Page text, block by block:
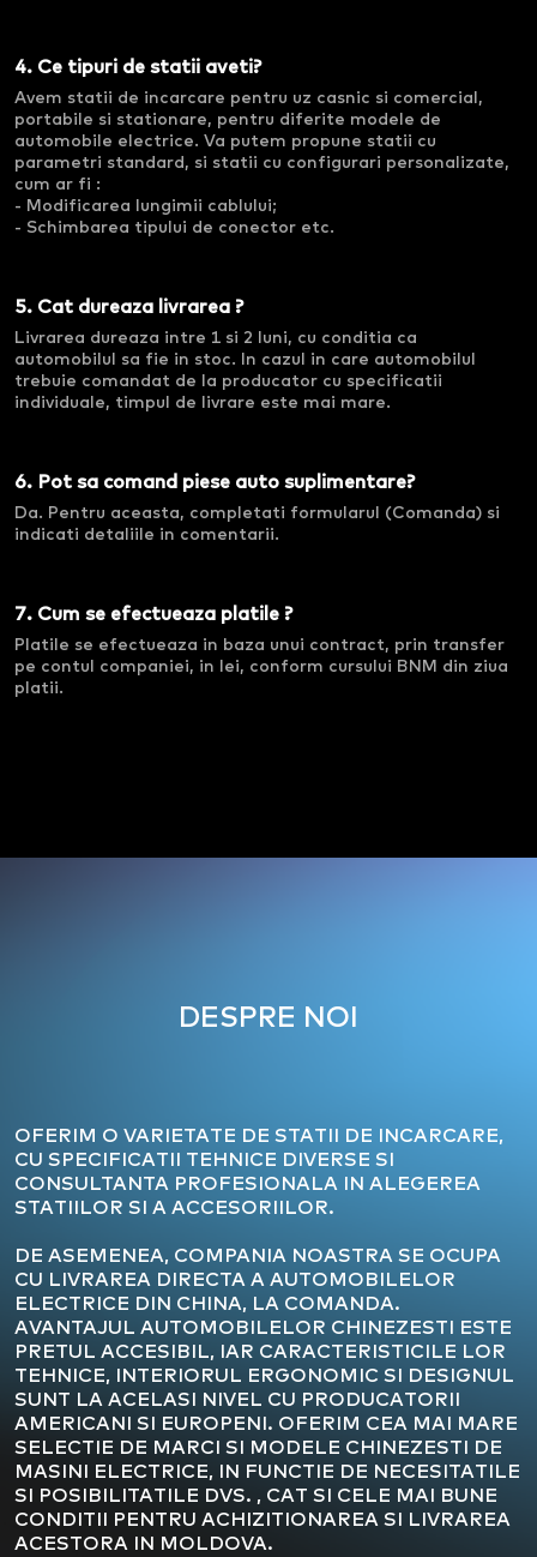
4. Ce tipuri de statii aveti?
Avem statii de incarcare pentru uz casnic si comercial,
portabile si stationare, pentru diferite modele de
automobile electrice. Va putem propune statii cu
parametri standard, si statii cu configurari personalizate,
cum ar fi :
- Modificarea lungimii cablului;
- Schimbarea tipului de conector etc.
5. Cat dureaza livrarea ?
Livrarea dureaza intre 1 si 2 luni, cu conditia ca
automobilul sa fie in stoc. In cazul in care automobilul
trebuie comandat de la producator cu specificatii
individuale, timpul de livrare este mai mare.
6. Pot sa comand piese auto suplimentare?
Da. Pentru aceasta, completati formularul (Comanda) si
indicati detaliile in comentarii.
7. Cum se efectueaza platile ?
Platile se efectueaza in baza unui contract, prin transfer
pe contul companiei, in lei, conform cursului BNM din ziua
platii.
DESPRE NOI
OFERIM O VARIETATE DE STATII DE INCARCARE,
CU SPECIFICATII TEHNICE DIVERSE SI
CONSULTANTA PROFESIONALA IN ALEGEREA
STATIILOR SI A ACCESORIILOR.
DE ASEMENEA, COMPANIA NOASTRA SE OCUPA
CU LIVRAREA DIRECTA A AUTOMOBILELOR
ELECTRICE DIN CHINA, LA COMANDA.
AVANTAJUL AUTOMOBILELOR CHINEZESTI ESTE
PRETUL ACCESIBIL, IAR CARACTERISTICILE LOR
TEHNICE, INTERIORUL ERGONOMIC SI DESIGNUL
SUNT LA ACELASI NIVEL CU PRODUCATORII
AMERICANI SI EUROPENI. OFERIM CEA MAI MARE
SELECTIE DE MARCI SI MODELE CHINEZESTI DE
MASINI ELECTRICE, IN FUNCTIE DE NECESITATILE
SI POSIBILITATILE DVS. , CAT SI CELE MAI BUNE
CONDITII PENTRU ACHIZITIONAREA SI LIVRAREA
ACESTORA IN MOLDOVA.